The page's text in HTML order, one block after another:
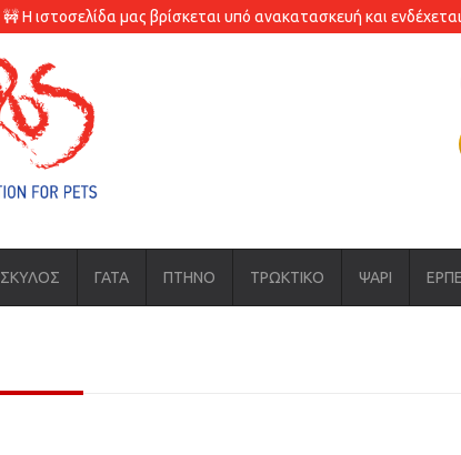
🚧 Η ιστοσελίδα μας βρίσκεται υπό ανακατασκευή και
ΣΚΥΛΟΣ ΓΑΤΑ ΠΤΗΝΟ ΤΡΩΚΤΙΚΟ ΨΑΡΙ